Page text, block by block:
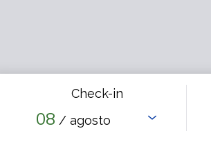
Check-in
08 / agosto